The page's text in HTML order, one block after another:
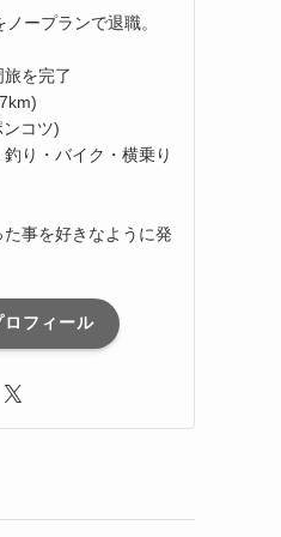
ープランで退職。
を完了
コツ)
り・バイク・横乗り
事を好きなように発
ロフィール